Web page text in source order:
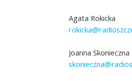
Agata Rokicka
Joanna Skonieczna